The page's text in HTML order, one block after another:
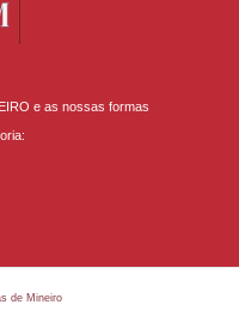
e as nossas formas
de Mineiro